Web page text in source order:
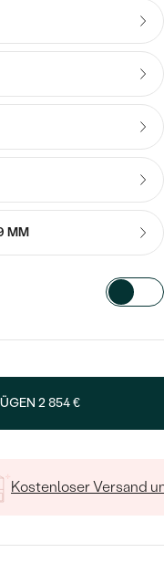
MM
2 854 €
Kostenloser Versand